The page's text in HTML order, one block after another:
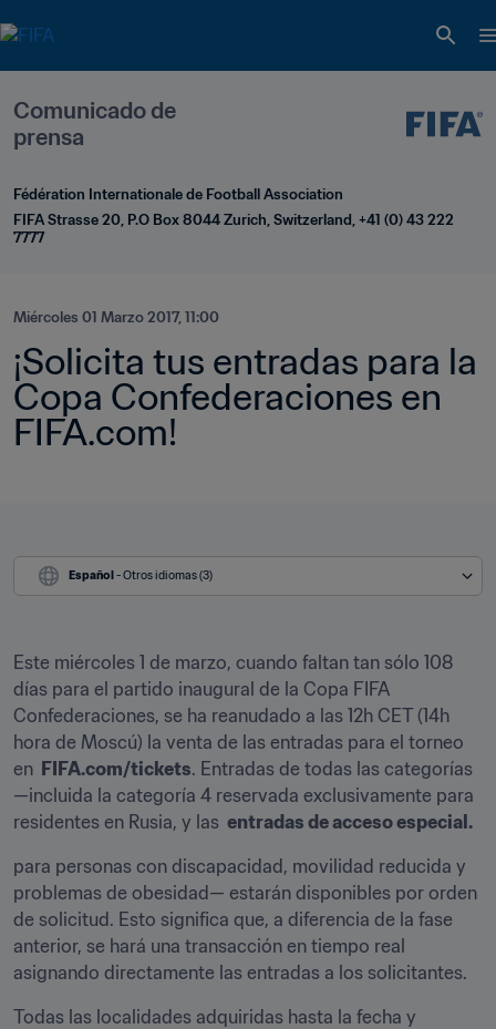
Comunicado de
prensa
Fédération Internationale de Football Association
FIFA Strasse 20, P.O Box 8044 Zurich, Switzerland, +41 (0) 43 222
7777
Miércoles 01 Marzo 2017, 11:00
¡Solicita tus entradas para la
Copa Confederaciones en
FIFA.com!
Español - Otros idiomas (3)
Este miércoles 1 de marzo, cuando faltan tan sólo 108
días para el partido inaugural de la Copa FIFA
Confederaciones, se ha reanudado a las 12h CET (14h
hora de Moscú) la venta de las entradas para el torneo
en FIFA.com/tickets. Entradas de todas las categorías
—incluida la categoría 4 reservada exclusivamente para
residentes en Rusia, y las entradas de acceso especial.
para personas con discapacidad, movilidad reducida y
problemas de obesidad— estarán disponibles por orden
de solicitud. Esto significa que, a diferencia de la fase
anterior, se hará una transacción en tiempo real
asignando directamente las entradas a los solicitantes.
Todas las localidades adquiridas hasta la fecha y